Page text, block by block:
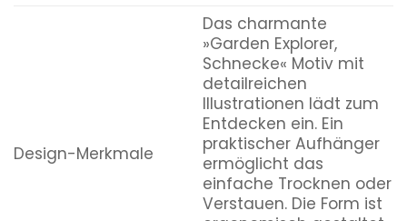
Design-Merkmale
Das charmante
»Garden Explorer,
Schnecke« Motiv mit
detailreichen
Illustrationen lädt zum
Entdecken ein. Ein
praktischer Aufhänger
ermöglicht das
einfache Trocknen oder
Verstauen. Die Form ist